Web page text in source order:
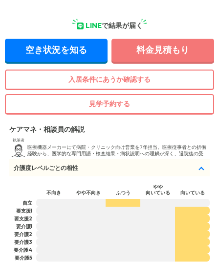
LINEで結果が届く
空き状況を知る 料金見積もり
入居条件にあうか確認する
見学予約する
ケアマネ・相談員の解説
執筆者
医療機器メーカーにて病院・クリニック向け営業を7年担当。医療従事者との折衝
経験から、医学的な専門用語・検査結果・病状説明への理解が深く、退院後の受け
ャルワーカーとの連携を活かした迅速な対応が強みです。
介護度レベルごとの相性
不向き やや不向き ふつう
やや
向いている
向いている
自立
要支援1
要支援2
要介護1
要介護2
要介護3
要介護4
要介護5